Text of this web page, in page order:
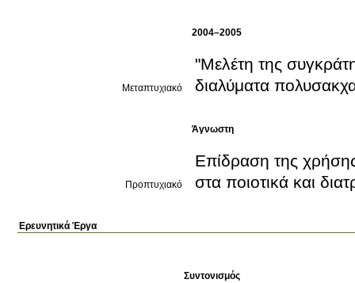
2004–2005
Μεταπτυχιακό
"Μελέτη της
διαλύματα
Άγνωστη
Προπτυχιακό
Επίδραση της
στα ποιοτικά και
Ερευνητικά Έργα
Συντονισμός